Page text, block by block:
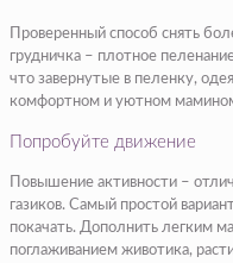
Проверенный способ снять
грудничка – плотное
что завернутые в пеленку,
комфортном и уютном
Попробуйте движение
Повышение активности –
газиков. Самый простой
покачать. Дополнить легким
поглаживанием животика,